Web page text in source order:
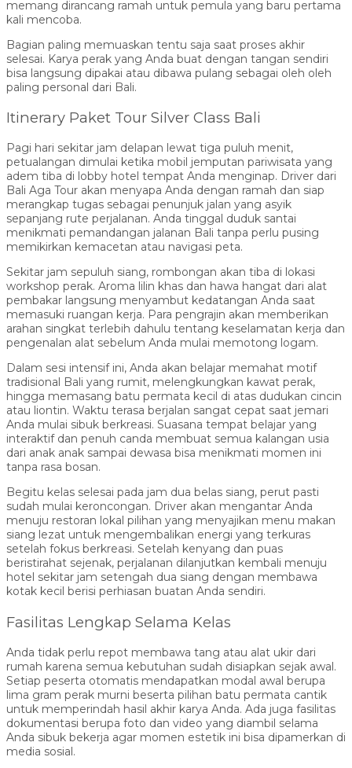
memang dirancang ramah untuk pemula yang baru pertama
kali mencoba.
Bagian paling memuaskan tentu saja saat proses akhir
selesai. Karya perak yang Anda buat dengan tangan sendiri
bisa langsung dipakai atau dibawa pulang sebagai oleh oleh
paling personal dari Bali.
Itinerary Paket Tour Silver Class Bali
Pagi hari sekitar jam delapan lewat tiga puluh menit,
petualangan dimulai ketika mobil jemputan pariwisata yang
adem tiba di lobby hotel tempat Anda menginap. Driver dari
Bali Aga Tour akan menyapa Anda dengan ramah dan siap
merangkap tugas sebagai penunjuk jalan yang asyik
sepanjang rute perjalanan. Anda tinggal duduk santai
menikmati pemandangan jalanan Bali tanpa perlu pusing
memikirkan kemacetan atau navigasi peta.
Sekitar jam sepuluh siang, rombongan akan tiba di lokasi
workshop perak. Aroma lilin khas dan hawa hangat dari alat
pembakar langsung menyambut kedatangan Anda saat
memasuki ruangan kerja. Para pengrajin akan memberikan
arahan singkat terlebih dahulu tentang keselamatan kerja dan
pengenalan alat sebelum Anda mulai memotong logam.
Dalam sesi intensif ini, Anda akan belajar memahat motif
tradisional Bali yang rumit, melengkungkan kawat perak,
hingga memasang batu permata kecil di atas dudukan cincin
atau liontin. Waktu terasa berjalan sangat cepat saat jemari
Anda mulai sibuk berkreasi. Suasana tempat belajar yang
interaktif dan penuh canda membuat semua kalangan usia
dari anak anak sampai dewasa bisa menikmati momen ini
tanpa rasa bosan.
Begitu kelas selesai pada jam dua belas siang, perut pasti
sudah mulai keroncongan. Driver akan mengantar Anda
menuju restoran lokal pilihan yang menyajikan menu makan
siang lezat untuk mengembalikan energi yang terkuras
setelah fokus berkreasi. Setelah kenyang dan puas
beristirahat sejenak, perjalanan dilanjutkan kembali menuju
hotel sekitar jam setengah dua siang dengan membawa
kotak kecil berisi perhiasan buatan Anda sendiri.
Fasilitas Lengkap Selama Kelas
Anda tidak perlu repot membawa tang atau alat ukir dari
rumah karena semua kebutuhan sudah disiapkan sejak awal.
Setiap peserta otomatis mendapatkan modal awal berupa
lima gram perak murni beserta pilihan batu permata cantik
untuk memperindah hasil akhir karya Anda. Ada juga fasilitas
dokumentasi berupa foto dan video yang diambil selama
Anda sibuk bekerja agar momen estetik ini bisa dipamerkan di
media sosial.